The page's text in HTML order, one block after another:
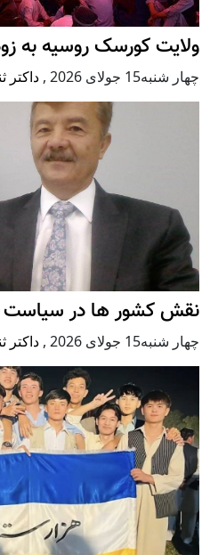
ولایت کورسک روسیه به
چهار شنبه15 جولای 2026 , داکتر
نقش کشور ها در سیاست
چهار شنبه15 جولای 2026 , داکتر